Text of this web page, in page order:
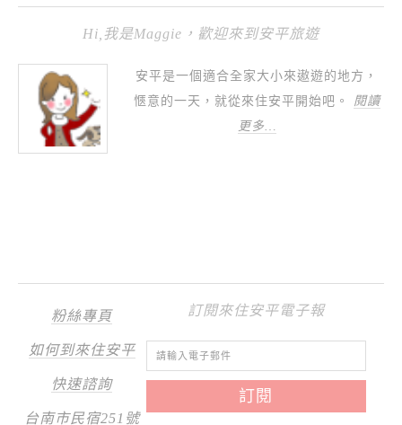
Hi,我是Maggie，歡迎來到安平旅遊
安平是一個適合全家大小來遨遊的地方，
愜意的一天，就從來住安平開始吧。 閱讀
更多…
粉絲專頁
如何到來住安平
快速諮詢
台南市民宿251號
訂閱來住安平電子報